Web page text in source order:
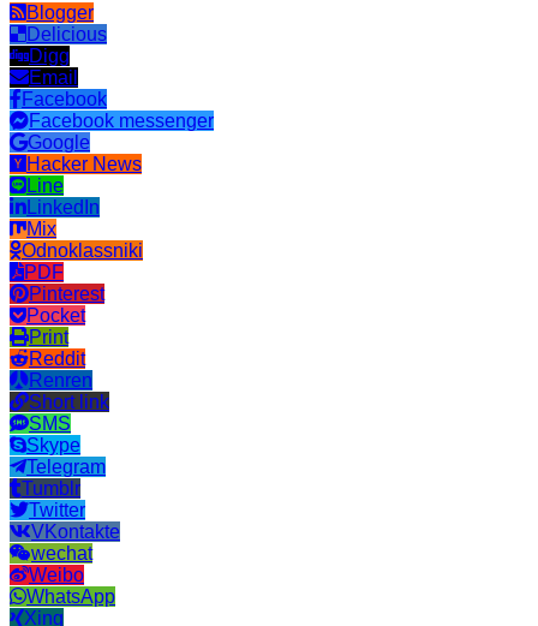
Blogger
Delicious
Digg
Email
Facebook
Facebook messenger
Google
Hacker News
Line
LinkedIn
Mix
Odnoklassniki
PDF
Pinterest
Pocket
Print
Reddit
Renren
Short link
SMS
Skype
Telegram
Tumblr
Twitter
VKontakte
wechat
Weibo
WhatsApp
Xing